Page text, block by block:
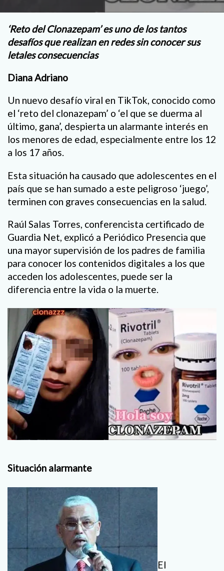
‘Reto del Clonazepam’ es uno de los tantos
desafíos que realizan en redes sin conocer sus
letales consecuencias
Diana Adriano
Un nuevo desafío viral en TikTok, conocido como
el ‘reto del clonazepam’ o ‘el que se duerma al
último, gana’, despierta un alarmante interés en
los menores de edad, especialmente entre los 12
a los 17 años.
Esta situación ha causado que adolescentes en el
país que se han sumado a este peligroso ‘juego’,
terminen con graves consecuencias en la salud.
Raúl Salas Torres, conferencista certificado de
Guardia Net, explicó a Periódico Presencia que
una mayor supervisión de los padres de familia
para conocer los contenidos digitales a los que
acceden los adolescentes, puede ser la
diferencia entre la vida o la muerte.
Situación alarmante
El